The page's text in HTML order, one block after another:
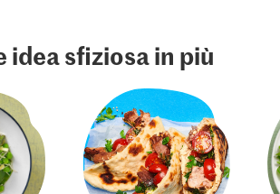
idea sfiziosa in più